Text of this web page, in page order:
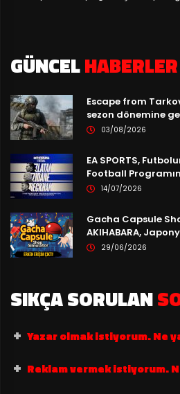
GÜNCELHABERLER
Escape from
sezon dönemine
03/08/2026
EA SPORTS,
Football
14/07/2026
Gacha Capsule
AKIHABARA,
29/06/2026
SIKÇA SORULAN
Yazar olmak istiyorum. Ne
Reklam vermek istiyorum.